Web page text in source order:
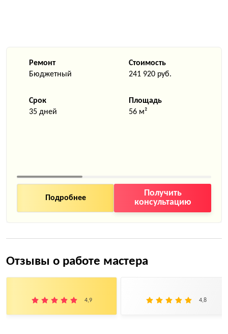
Ремонт
Бюджетный
Стоимость
241 920 руб.
Срок
35 дней
Площадь
56 м²
Подробнее
Получить
консультацию
Отзывы о работе мастера
4,9 4,8